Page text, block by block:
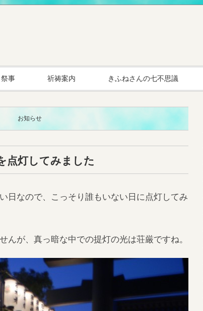
事 祈祷案内 きふねさんの七不思議
お知らせ
点灯してみました
日なので、こっそり誰もいない日に点灯してみ
んが、真っ暗な中での提灯の光は荘厳ですね。